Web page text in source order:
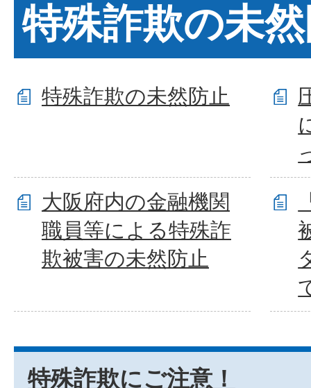
特殊詐欺の未
特殊詐欺の未然防止
大阪府内の金融機関
職員等による特殊詐
欺被害の未然防止
特殊詐欺にご注意！